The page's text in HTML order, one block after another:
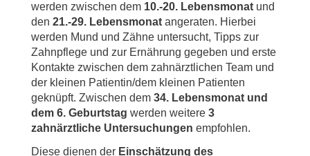
werden zwischen dem 10.-20. Lebensmonat und
den 21.-29. Lebensmonat angeraten. Hierbei
werden Mund und Zähne untersucht, Tipps zur
Zahnpflege und zur Ernährung gegeben und erste
Kontakte zwischen dem zahnärztlichen Team und
der kleinen Patientin/dem kleinen Patienten
geknüpft. Zwischen dem 34. Lebensmonat und
dem 6. Geburtstag werden weitere 3
zahnärztliche Untersuchungen empfohlen.
Diese dienen der Einschätzung des